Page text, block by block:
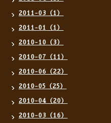
2011-03（1）
2011-01（1）
2010-10（3）
2010-07（11）
2010-06（22）
2010-05（25）
2010-04（20）
2010-03（16）